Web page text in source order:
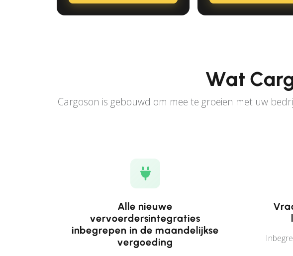
Wat
Cargoson is gebouwd om mee te groeien met uw
Alle nieuwe
vervoerdersintegraties
inbegrepen in de maandelijkse
vergoeding